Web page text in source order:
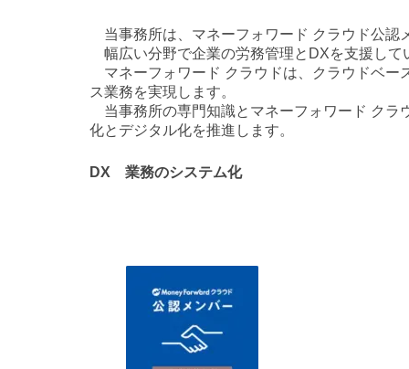
当事務所は、マネーフォワード クラウド公認
幅広い分野で企業の労務管理とDXを支援して
マネーフォワード クラウドは、クラウドベー
ス業務を実現します。
当事務所の専門知識とマネーフォワード クラ
化とデジタル化を推進します。
DX 業務のシステム化